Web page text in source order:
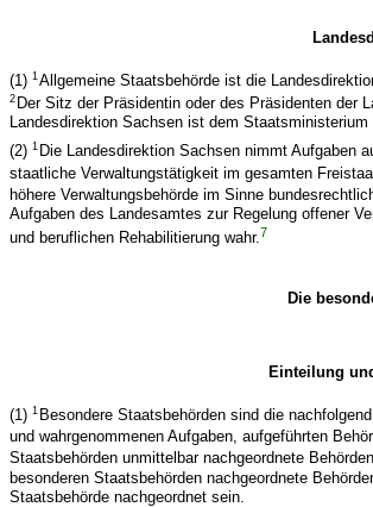
(1)1Allgemeine Staatsbehörde ist die
2 Der Sitz der Präsidentin oder des Präsidenten
Landesdirektion Sachsen ist dem
(2)1 Die Landesdirektion Sachsen nimmt Aufgaben
staatliche Verwaltungstätigkeit im gesamten
höhere Verwaltungsbehörde im Sinne
Aufgaben des Landesamtes zur Regelung offener
und beruflichen Rehabilitierung wahr.7
Die
Einteilung
(1)1 Besondere Staatsbehörden sind die
und wahrgenommenen Aufgaben, aufgeführten
Staatsbehörden unmittelbar nachgeordnete
besonderen Staatsbehörden nachgeordnete
Staatsbehörde nachgeordnet sein.